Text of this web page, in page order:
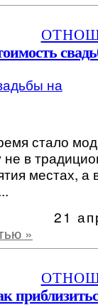
стало
не в
местах, а
21
»